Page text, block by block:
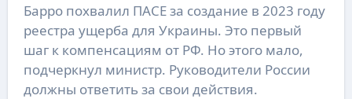
Барро похвалил ПАСЕ за создание в 2023 году
реестра ущерба для Украины. Это первый
шаг к компенсациям от РФ. Но этого мало,
подчеркнул министр. Руководители России
должны ответить за свои действия.